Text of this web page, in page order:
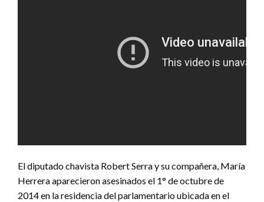
El diputado chavista Robert Serra y su compañera, María
Herrera aparecieron asesinados el 1° de octubre de
2014 en la residencia del parlamentario ubicada en el